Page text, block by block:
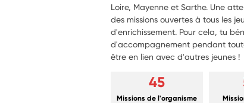
Loire, Mayenne et Sarthe. Une
des missions ouvertes à tous les
d'enrichissement. Pour cela, tu
d'accompagnement pendant
être en lien avec d'autres jeunes !
45
Missions de l'organisme